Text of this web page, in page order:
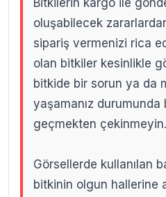
Bitkilerin kargo ile
oluşabilecek
sipariş vermenizi rica
olan bitkiler kesinlikle
bitkide bir sorun ya da
yaşamanız
geçmekten çekinmeyin.
Görsellerde kullanılan
bitkinin olgun hallerine